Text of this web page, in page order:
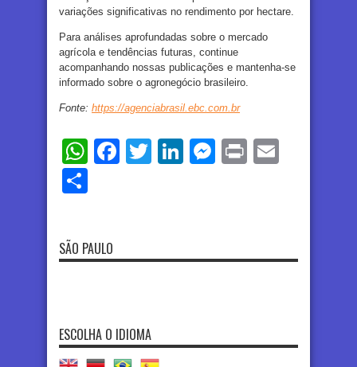
variações significativas no rendimento por hectare.
Para análises aprofundadas sobre o mercado
agrícola e tendências futuras, continue
acompanhando nossas publicações e mantenha-se
informado sobre o agronegócio brasileiro.
Fonte: https://agenciabrasil.ebc.com.br
WhatsApp
Facebook
TwitterLinkedIn
Messenger
Print
SÃO PAULO
ESCOLHA O IDIOMA